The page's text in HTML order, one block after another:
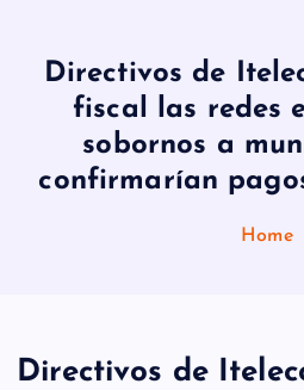
Directivos de
fiscal las redes
sobornos a
confirmarían
Home
Directivos de